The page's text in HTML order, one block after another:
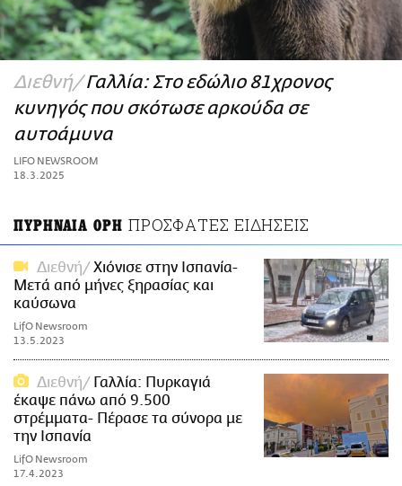
ΑΜΠΑ
PRINT
Διεθνή Γαλλία: Στο εδώλιο 81χρονος
κυνηγός που σκότωσε αρκούδα σε
αυτοάμυνα
LIFO NEWSROOM
18.3.2025
ΠΥΡΗΝΑΙΑ ΟΡΗ ΠΡΟΣΦΑΤΕΣ ΕΙΔΗΣΕΙΣ
Διεθνή
Χιόνισε στην Ισπανία-
Μετά από μήνες ξηρασίας και
καύσωνα
LifO Newsroom
13.5.2023
Διεθνή
Γαλλία: Πυρκαγιά
έκαψε πάνω από 9.500
στρέμματα- Πέρασε τα σύνορα με
την Ισπανία
LifO Newsroom
17.4.2023